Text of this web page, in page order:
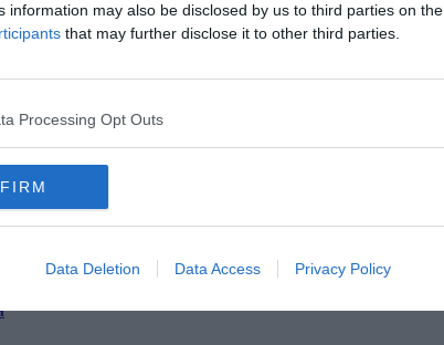
information may also be disclosed by us to third parties on the
that may further disclose it to other third parties.
Processing Opt Outs
Data Deletion Data Access Privacy Policy
iscriviti allaNewsletter QUInews ELBA. Arriva
nella tua casella di posta.
iscriviti allaNewsletter QUInews - ToscanaMedia.
tua casella di posta.